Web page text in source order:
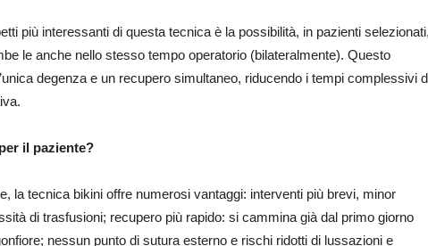
più interessanti di questa tecnica è la possibilità, in pazienti selezionati,
le anche nello stesso tempo operatorio (bilateralmente). Questo
degenza e un recupero simultaneo, riducendo i tempi complessivi
il paziente?
la tecnica bikini offre numerosi vantaggi: interventi più brevi, minor
di trasfusioni; recupero più rapido: si cammina già dal primo giorno
nessun punto di sutura esterno e rischi ridotti di lussazioni e